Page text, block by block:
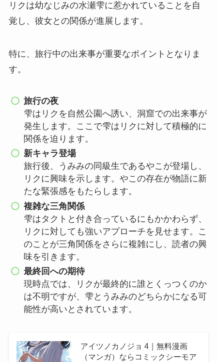
リクは幼なじみの水瀬雫に惹かれていることを自
覚し、彼女との関係が進展します。
特に、旅行中の出来事が重要なポイントとなりま
す。
旅行の夜
雫はリクを自然公園へ誘い、洞窟での出来事が
発生します。ここで雫はリクに対して積極的に
関係を迫ります。
新キャラ登場
旅行後、うみみの同級生であるやこが登場し、
リクに興味を示します。やこの存在が物語に新
たな緊張感をもたらします。
複雑な三角関係
雫はタクトと付き合っているにもかかわらず、
リクに対しても強いアプローチを見せます。こ
のことが三角関係をさらに複雑にし、読者の興
味を引きます。
最終回への期待
現時点では、リクが最終的に誰とくっつくのか
は不明ですが、雫とうみみのどちらかになる可
能性が高いとされています。
アイツノカノジョ 4｜無料漫画
（マンガ）ならコミックシーモア